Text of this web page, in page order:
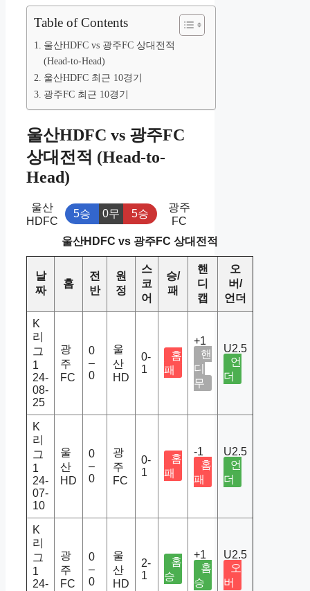
Table of Contents
울산HDFC vs 광주FC 상대전적
(Head-to-Head)
울산HDFC 최근 10경기
광주FC 최근 10경기
울산HDFC vs 광주FC
상대전적 (Head-to-
Head)
울산
HDFC
5승 0무 5승
광주
FC
울산HDFC vs 광주FC 상대전적
날
짜
홈
전
반
원
정
스
코
어
승/
패
핸
디
캡
오
버/
언더
K
리
그
1
24-
08-
25
광
주
FC
0
–
0
울
산
HD
0-
1
홈
패
+1
핸
디
무
U2.5
언
더
K
리
그
1
24-
07-
10
울
산
HD
0
–
0
광
주
FC
0-
1
홈
패
-1
홈
패
U2.5
언
더
K
리
그
1
24-
광
주
FC
0
–
0
울
산
HD
2-
1
홈
승
+1
홈
승
U2.5
오
버